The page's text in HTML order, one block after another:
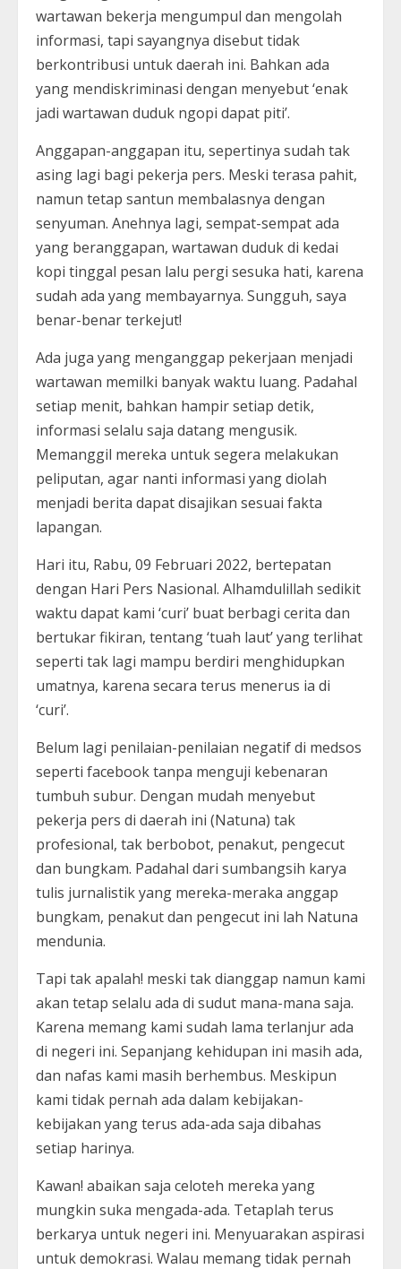
wartawan bekerja mengumpul dan mengolah
informasi, tapi sayangnya disebut tidak
berkontribusi untuk daerah ini. Bahkan ada
yang mendiskriminasi dengan menyebut ‘enak
jadi wartawan duduk ngopi dapat piti’.
Anggapan-anggapan itu, sepertinya sudah tak
asing lagi bagi pekerja pers. Meski terasa pahit,
namun tetap santun membalasnya dengan
senyuman. Anehnya lagi, sempat-sempat ada
yang beranggapan, wartawan duduk di kedai
kopi tinggal pesan lalu pergi sesuka hati, karena
sudah ada yang membayarnya. Sungguh, saya
benar-benar terkejut!
Ada juga yang menganggap pekerjaan menjadi
wartawan memilki banyak waktu luang. Padahal
setiap menit, bahkan hampir setiap detik,
informasi selalu saja datang mengusik.
Memanggil mereka untuk segera melakukan
peliputan, agar nanti informasi yang diolah
menjadi berita dapat disajikan sesuai fakta
lapangan.
Hari itu, Rabu, 09 Februari 2022, bertepatan
dengan Hari Pers Nasional. Alhamdulillah sedikit
waktu dapat kami ‘curi’ buat berbagi cerita dan
bertukar fikiran, tentang ‘tuah laut’ yang terlihat
seperti tak lagi mampu berdiri menghidupkan
umatnya, karena secara terus menerus ia di
‘curi’.
Belum lagi penilaian-penilaian negatif di medsos
seperti facebook tanpa menguji kebenaran
tumbuh subur. Dengan mudah menyebut
pekerja pers di daerah ini (Natuna) tak
profesional, tak berbobot, penakut, pengecut
dan bungkam. Padahal dari sumbangsih karya
tulis jurnalistik yang mereka-meraka anggap
bungkam, penakut dan pengecut ini lah Natuna
mendunia.
Tapi tak apalah! meski tak dianggap namun kami
akan tetap selalu ada di sudut mana-mana saja.
Karena memang kami sudah lama terlanjur ada
di negeri ini. Sepanjang kehidupan ini masih ada,
dan nafas kami masih berhembus. Meskipun
kami tidak pernah ada dalam kebijakan-
kebijakan yang terus ada-ada saja dibahas
setiap harinya.
Kawan! abaikan saja celoteh mereka yang
mungkin suka mengada-ada. Tetaplah terus
berkarya untuk negeri ini. Menyuarakan aspirasi
untuk demokrasi. Walau memang tidak pernah